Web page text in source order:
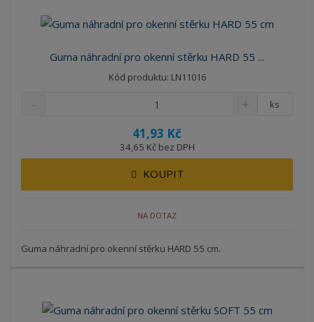
Guma náhradní pro okenní stěrku HARD 55 ...
Kód produktu: LN11016
41,93 Kč
34,65 Kč bez DPH
ks
KOUPIT
NA DOTAZ
Guma náhradní pro okenní stěrku HARD 55 cm.